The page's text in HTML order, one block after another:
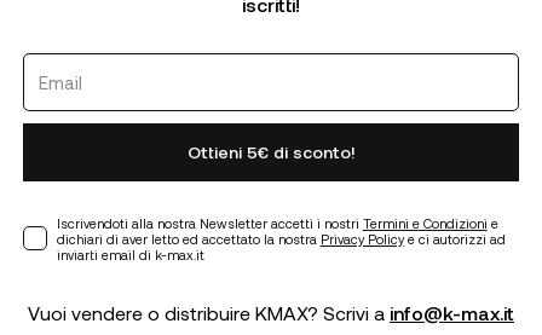
Ottieni 5€ di sconto!
Iscrivendoti alla nostra Newsletter accetti i nostri Termini e Condizioni e
dichiari di aver letto ed accettato la nostra Privacy Policye ci autorizzi ad
inviarti email di k-max.it
Vuoi vendere o distribuire KMAX? Scrivi a info@k-max.it